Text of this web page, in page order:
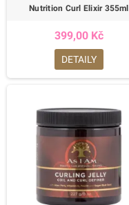
Nutrition Curl Elixir 355ml
399,00 Kč
DETAILY